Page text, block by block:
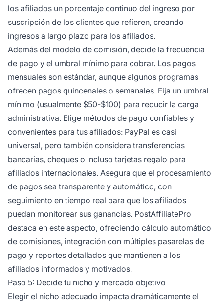
los afiliados un porcentaje continuo del ingreso por
suscripción de los clientes que refieren, creando
ingresos a largo plazo para los afiliados.
Además del modelo de comisión, decide la frecuencia
de pago y el umbral mínimo para cobrar. Los pagos
mensuales son estándar, aunque algunos programas
ofrecen pagos quincenales o semanales. Fija un umbral
mínimo (usualmente $50-$100) para reducir la carga
administrativa. Elige métodos de pago confiables y
convenientes para tus afiliados: PayPal es casi
universal, pero también considera transferencias
bancarias, cheques o incluso tarjetas regalo para
afiliados internacionales. Asegura que el procesamiento
de pagos sea transparente y automático, con
seguimiento en tiempo real para que los afiliados
puedan monitorear sus ganancias. PostAffiliatePro
destaca en este aspecto, ofreciendo cálculo automático
de comisiones, integración con múltiples pasarelas de
pago y reportes detallados que mantienen a los
afiliados informados y motivados.
Paso 5: Decide tu nicho y mercado objetivo
Elegir el nicho adecuado impacta dramáticamente el